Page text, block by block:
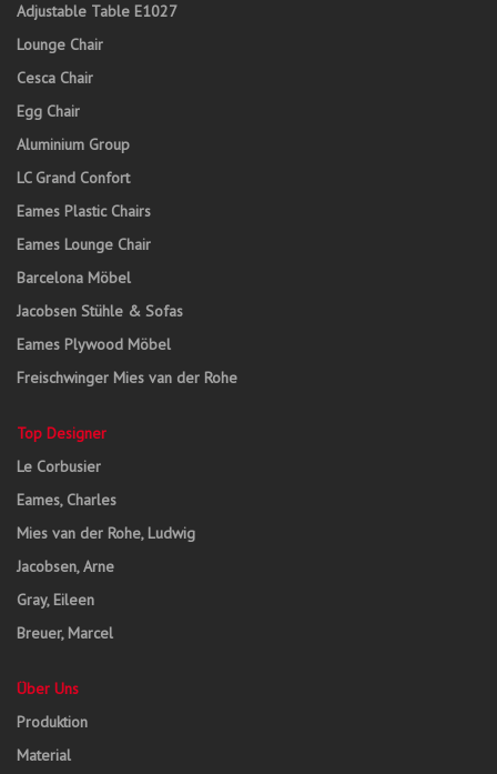
Adjustable Table E1027
Lounge Chair
Cesca Chair
Egg Chair
Aluminium Group
LC Grand Confort
Eames Plastic Chairs
Eames Lounge Chair
Barcelona Möbel
Jacobsen Stühle & Sofas
Eames Plywood Möbel
Freischwinger Mies van der Rohe
Top Designer
Le Corbusier
Eames, Charles
Mies van der Rohe, Ludwig
Jacobsen, Arne
Gray, Eileen
Breuer, Marcel
Über Uns
Produktion
Material